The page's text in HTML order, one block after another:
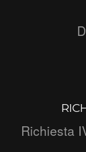
Richiesta